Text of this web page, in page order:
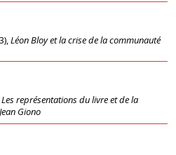
),Léon Bloy et la crise de la communauté
Les représentations du livre et de la
Giono